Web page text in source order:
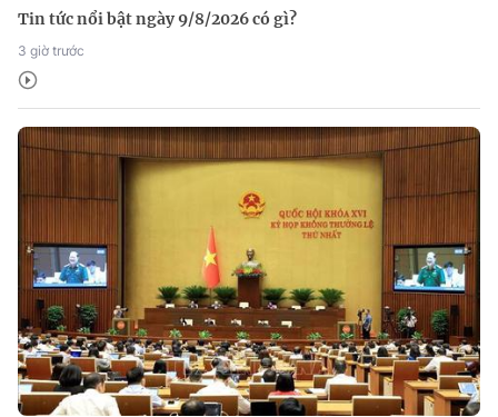
Tin tức nổi bật ngày 9/8/2026 có gì?
3 giờ trước